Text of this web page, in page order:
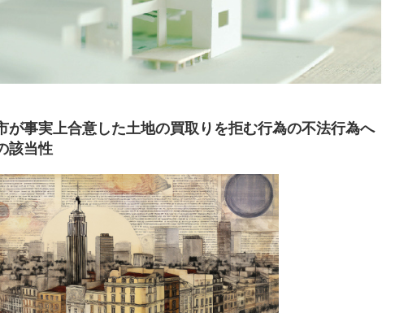
が事実上合意した土地の買取りを拒む行為の不法行為へ
該当性